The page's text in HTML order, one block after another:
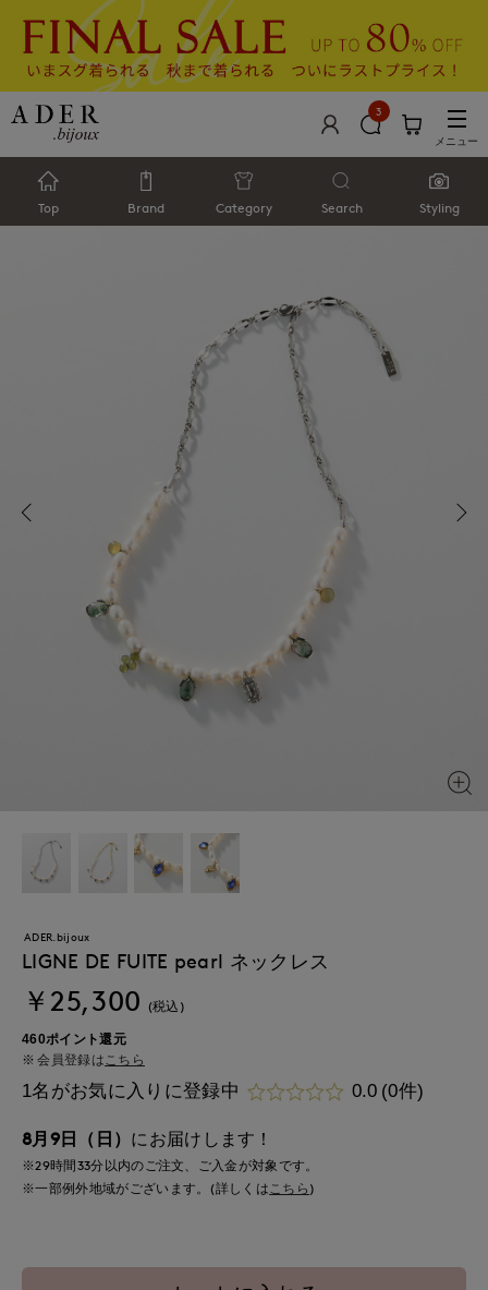
3
メニュー
Top Brand Category Search Styling
ADER.bijoux
LIGNE DE FUITE pearl ネックレス
￥25,300 (税込)
460ポイント還元
会員登録は こちら
1名がお気に入りに登録中 0.0 (0件)
8月9日（日） にお届けします！
※29時間33分以内のご注文、ご入金が対象です。
※一部例外地域がございます。(詳しくはこちら )